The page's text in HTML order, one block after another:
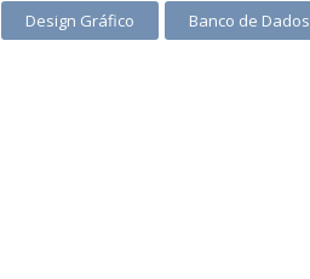
Design Gráfico Banco de Dados